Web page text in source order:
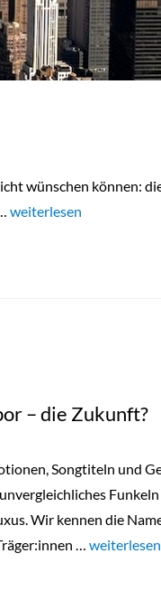
wünschen können:
„Home“
weiterlesen
– die Zukunft?
Songtiteln und
Wir kennen die
… weiterlesen